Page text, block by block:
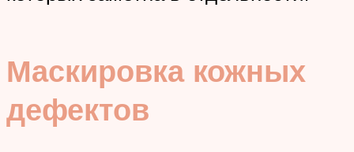
Маскировка кожных
дефектов